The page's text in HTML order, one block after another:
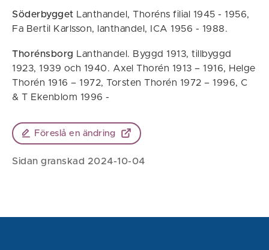
Söderbygget Lanthandel, Thoréns filial 1945 - 1956,
Fa Bertil Karlsson, lanthandel, ICA 1956 - 1988.
Thorénsborg Lanthandel. Byggd 1913, tillbyggd
1923, 1939 och 1940. Axel Thorén 1913 – 1916, Helge
Thorén 1916 – 1972, Torsten Thorén 1972 – 1996, C
& T Ekenblom 1996 -
Föreslå en ändring
Sidan granskad 2024-10-04